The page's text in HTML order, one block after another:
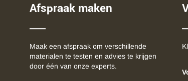
Afspraak maken
Maak een afspraak om verschillende
materialen te testen en advies te krijgen
door één van onze experts.